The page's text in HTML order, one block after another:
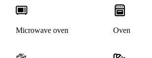
Microwave oven Oven